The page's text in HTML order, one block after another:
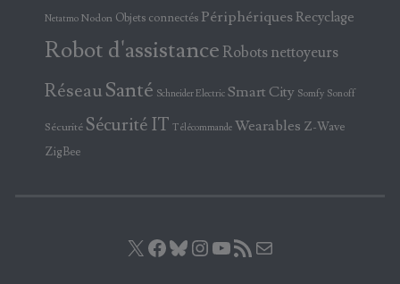
Netatmo Nodon Objets connectés PériphériquesRecyclage
Robot d'assistance Robots nettoyeurs
RéseauSanté Schneider Electric Smart City Somfy Sonoff
Sécurité Sécurité IT Télécommande Wearables Z-Wave
ZigBee
X Facebook
Bluesky
Instagram
YouTube
Flux RSS